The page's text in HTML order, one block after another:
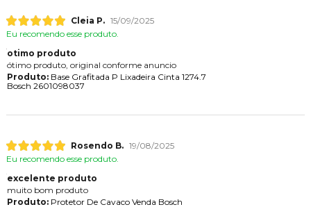
Cleia P. 15/09/2025
Eu recomendo esse produto.
otimo produto
ótimo produto, original conforme anuncio
Produto:Base Grafitada P Lixadeira Cinta 1274.7
Bosch 2601098037
Rosendo B. 19/08/2025
Eu recomendo esse produto.
excelente produto
muito bom produto
Produto:Protetor De Cavaco Venda Bosch